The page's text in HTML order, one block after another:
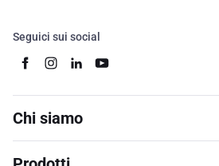
Seguici sui social
Chi siamo